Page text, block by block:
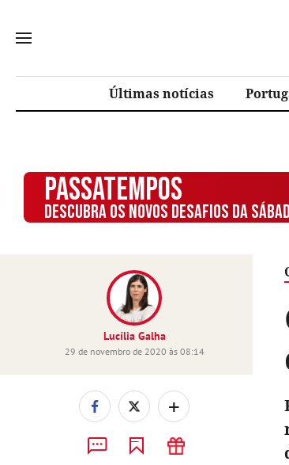
Últimas notícias
PASSATEMPOS
DESCUBRA OS NOVOS DESAFIOS DA
Lucília Galha
29 de novembro de 2020 às 08:14
+